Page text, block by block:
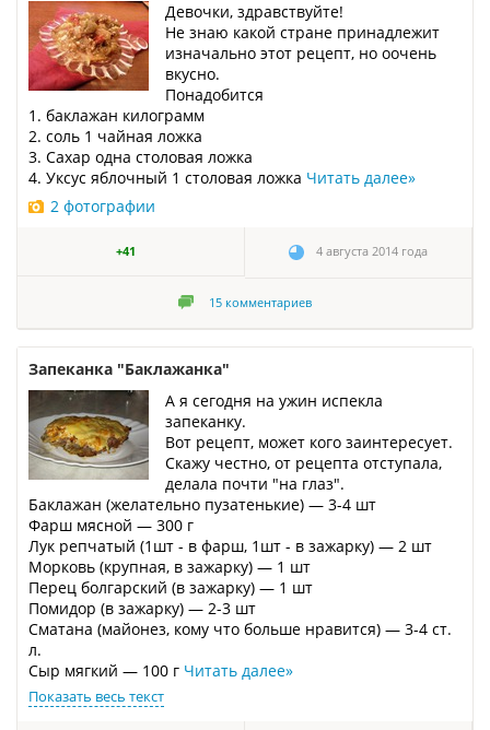
Девочки, здравствуйте!
Не знаю какой стране принадлежит
изначально этот рецепт, но оочень
вкусно.
Понадобится
1. баклажан килограмм
2. соль 1 чайная ложка
3. Сахар одна столовая ложка
4. Уксус яблочный 1 столовая ложка Читать далее»
2 фотографии
+41 4 августа 2014 года
15 комментариев
Запеканка "Баклажанка"
А я сегодня на ужин испекла
запеканку.
Вот рецепт, может кого заинтересует.
Скажу честно, от рецепта отступала,
делала почти "на глаз".
Баклажан (желательно пузатенькие) — 3-4 шт
Фарш мясной — 300 г
Лук репчатый (1шт - в фарш, 1шт - в зажарку) — 2 шт
Морковь (крупная, в зажарку) — 1 шт
Перец болгарский (в зажарку) — 1 шт
Помидор (в зажарку) — 2-3 шт
Сматана (майонез, кому что больше нравится) — 3-4 ст.
л.
Сыр мягкий — 100 г Читать далее»
Показать весь текст